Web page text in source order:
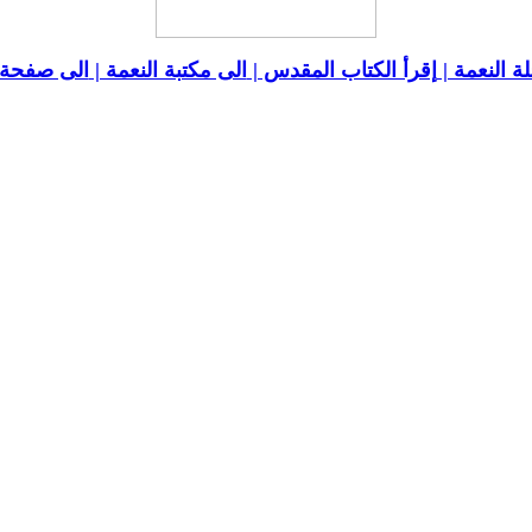
النعمة | إقرأ الكتاب المقدس | الى مكتبة النعمة | الى صفحة